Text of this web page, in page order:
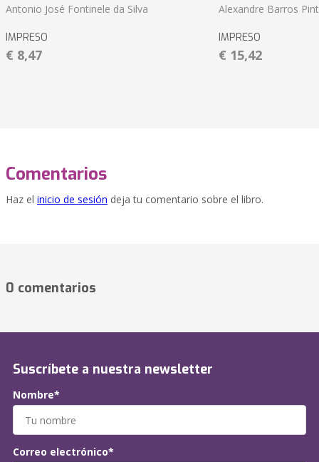
Antonio José Fontinele da Silva
IMPRESO
€ 8,47
Alexandre Barros
IMPRESO
€ 15,42
Comentarios
Haz el inicio de sesión deja tu comentario sobre el libro.
0 comentarios
Suscríbete a nuestra newsletter
Nombre*
Correo electrónico*